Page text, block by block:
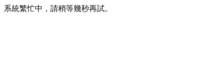
系統繁忙中，請稍等幾秒再試。